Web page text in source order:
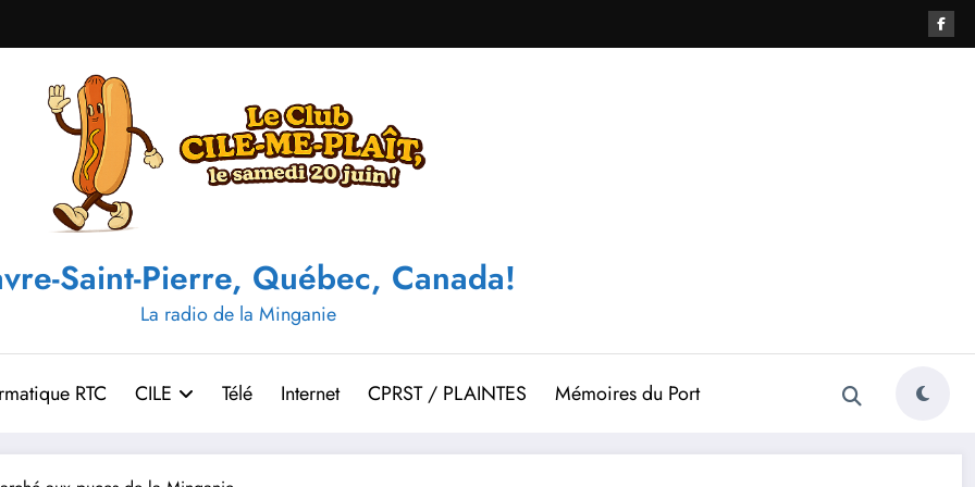
Saint-Pierre, Québec, Canada!
La radio de la Minganie
RTC CILE Télé Internet CPRST / PLAINTES Mémoires du Port